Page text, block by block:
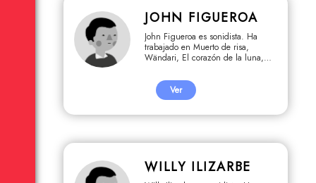
JOHN FIGUEROA
John Figueroa es sonidista. Ha
trabajado en Muerto de risa,
Wändari, El corazón de la luna,
Heraud, Papá youtuber, Contigo
Perú, Volver a ver, Origami,
Cebiche de tiburón, La huida
Ver
WILLY ILIZARBE